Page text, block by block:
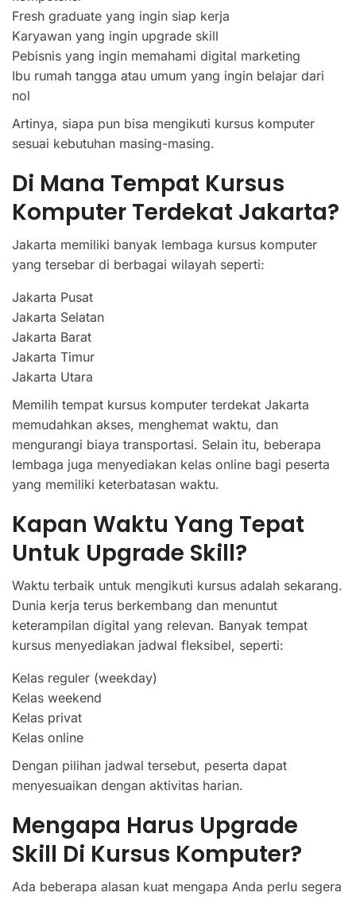
Fresh graduate yang ingin siap kerja
Karyawan yang ingin upgrade skill
Pebisnis yang ingin memahami digital marketing
Ibu rumah tangga atau umum yang ingin belajar dari
nol
Artinya, siapa pun bisa mengikuti kursus komputer
sesuai kebutuhan masing-masing.
Di Mana Tempat Kursus
Komputer Terdekat Jakarta?
Jakarta memiliki banyak lembaga kursus komputer
yang tersebar di berbagai wilayah seperti:
Jakarta Pusat
Jakarta Selatan
Jakarta Barat
Jakarta Timur
Jakarta Utara
Memilih tempat kursus komputer terdekat Jakarta
memudahkan akses, menghemat waktu, dan
mengurangi biaya transportasi. Selain itu, beberapa
lembaga juga menyediakan kelas online bagi peserta
yang memiliki keterbatasan waktu.
Kapan Waktu Yang Tepat
Untuk Upgrade Skill?
Waktu terbaik untuk mengikuti kursus adalah sekarang.
Dunia kerja terus berkembang dan menuntut
keterampilan digital yang relevan. Banyak tempat
kursus menyediakan jadwal fleksibel, seperti:
Kelas reguler (weekday)
Kelas weekend
Kelas privat
Kelas online
Dengan pilihan jadwal tersebut, peserta dapat
menyesuaikan dengan aktivitas harian.
Mengapa Harus Upgrade
Skill Di Kursus Komputer?
Ada beberapa alasan kuat mengapa Anda perlu segera